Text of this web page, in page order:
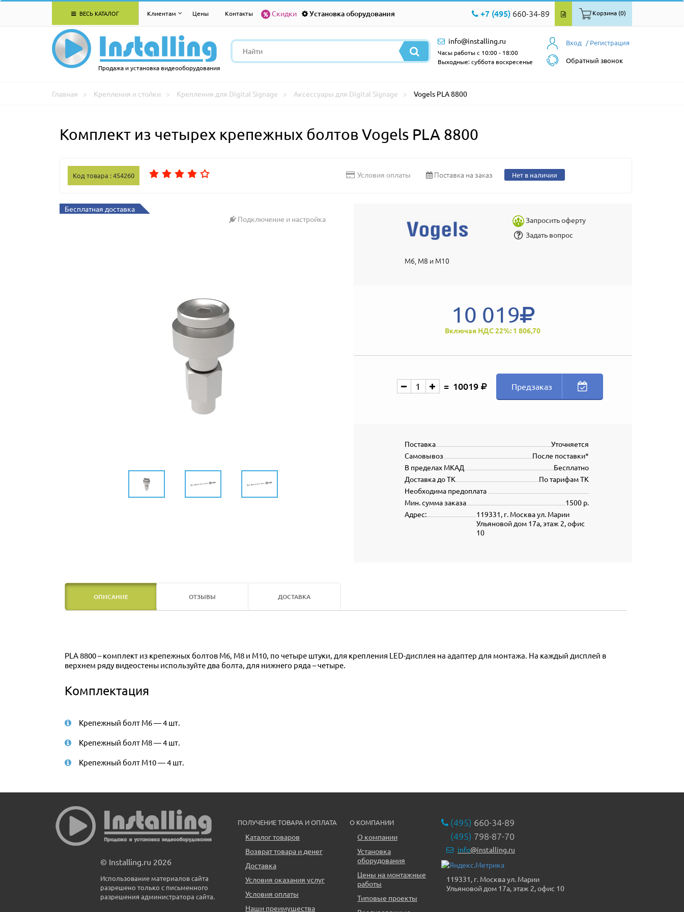
ВЕСЬ КАТАЛОГ Клиентам Цены Контакты Скидки Установка оборудования +7 (495) 660-34-89 Корзина (0)
Продажа и установка видеооборудования
Вход / Регистрация
Обратный звонок
info@installing.ru
Часы работы с 10:00 - 18:00
Выходные: суббота воскресенье
Главная Крепления и стойки Крепления для Digital Signage Аксессуары для Digital Signage Vogels PLA 8800
Комплект из четырех крепежных болтов Vogels PLA 8800
Код товара : 454260 Условия оплаты Поставка на заказ Нет в наличии
Бесплатная доставка
Подключение и настройка
Запросить оферту
Задать вопрос
M6, М8 и M10
10 019
Включая НДС 22%: 1 806,70
10019 Предзаказ
Уточняется
Поставка
После поставки*
Самовывоз
Бесплатно
В пределах МКАД
По тарифам ТК
Доставка до ТК
Необходима предоплата
1500 р.
Мин. сумма заказа
119331, г. Москва ул. Марии
Ульяновой дом 17а, этаж 2, офис
10
Адрес:
ОПИСАНИЕ ОТЗЫВЫ ДОСТАВКА
PLA 8800 – комплект из крепежных болтов M6, М8 и M10, по четыре штуки, для крепления LED-дисплея на адаптер для монтажа. На каждый дисплей в
верхнем ряду видеостены используйте два болта, для нижнего ряда – четыре.
Комплектация
Крепежный болт M6 — 4 шт.
Крепежный болт M8 — 4 шт.
Крепежный болт M10 — 4 шт.
© Installing.ru 2026
Использование материалов сайта
разрешено только с письменного
разрешения администратора сайта.
ПОЛУЧЕНИЕ ТОВАРА И ОПЛАТА
Каталог товаров
Возврат товара и денег
Доставка
Условия оказания услуг
Условия оплаты
Наши преимущества
О КОМПАНИИ
О компании
Установка
оборудования
Цены на монтажные
работы
Типовые проекты
(495) 660-34-89
(495) 798-87-70
info@installing.ru
119331, г. Москва ул. Марии
Ульяновой дом 17а, этаж 2, офис 10